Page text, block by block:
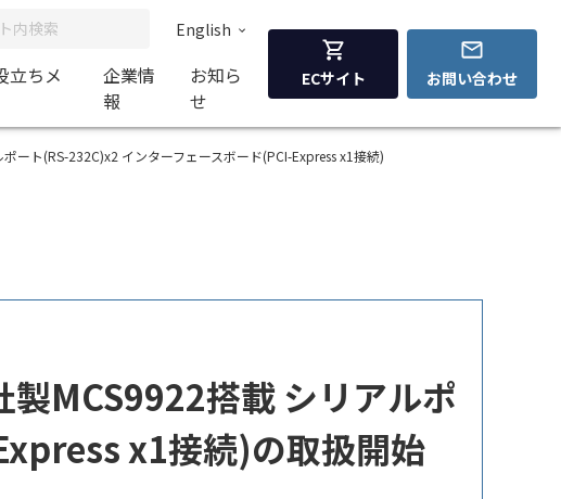
English
立ちメ
企業情
報
お知ら
せ
ECサイト お問い合わせ
ート(RS-232C)x2 インターフェースボード(PCI-Express x1接続)
MCS9922搭載 シリアルポ
x1接続)の取扱開始